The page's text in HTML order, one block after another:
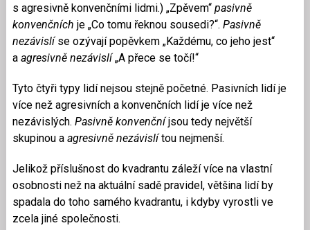
s agresivně konvenčními lidmi.) „Zpěvem“ pasivně
konvenčních je „Co tomu řeknou sousedi?“. Pasivně
nezávislíse ozývají popěvkem „Každému, co jeho jest“
a agresivně nezávislí„A přece se točí!“
Tyto čtyři typy lidí nejsou stejně početné. Pasivních lidí je
více než agresivních a konvenčních lidí je více než
nezávislých. Pasivně konvenčníjsou tedy největší
skupinou a agresivně nezávislítou nejmenší.
Jelikož příslušnost do kvadrantu záleží více na vlastní
osobnosti než na aktuální sadě pravidel, většina lidí by
spadala do toho samého kvadrantu, i kdyby vyrostli ve
zcela jiné společnosti.